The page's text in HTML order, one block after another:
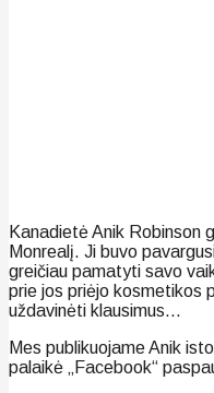
Kanadietė Anik Robinson
Monrealį. Ji buvo
greičiau pamatyti savo
prie jos priėjo kosmetikos
uždavinėti klausimus…
Mes publikuojame Anik
palaikė „Facebook“